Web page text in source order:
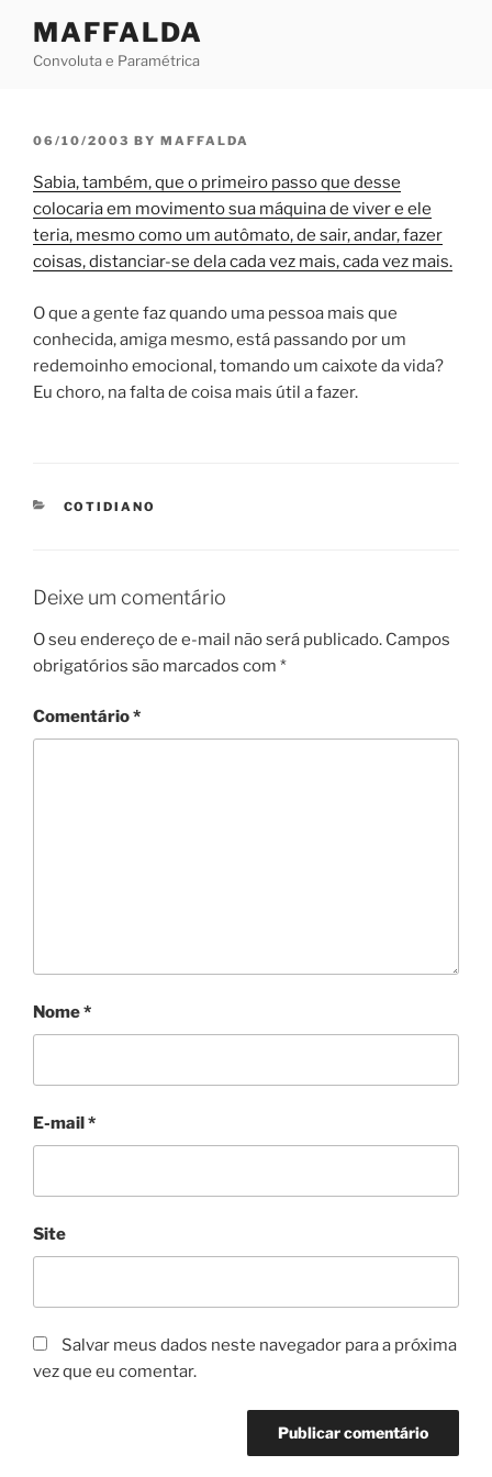
content
MAFFALDA
Convoluta e Paramétrica
POSTED
06/10/2003 BY MAFFALDA
Sabia, também, que o primeiro passo que desse
colocaria em movimento sua máquina de viver e ele
teria, mesmo como um autômato, de sair, andar, fazer
coisas, distanciar-se dela cada vez mais, cada vez mais.
O que a gente faz quando uma pessoa mais que
conhecida, amiga mesmo, está passando por um
redemoinho emocional, tomando um caixote da vida?
Eu choro, na falta de coisa mais útil a fazer.
CATEGORIES
COTIDIANO
Deixe um comentário
O seu endereço de e-mail não será publicado. Campos
obrigatórios são marcados com *
Comentário*
Nome*
E-mail*
Site
Salvar meus dados neste navegador para a próxima
vez que eu comentar.